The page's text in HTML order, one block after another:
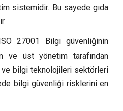
sistemidir. Bu sayede gıda
27001 Bilgi güvenliğinin
ve üst yönetim tarafından
bilgi teknolojileri sektörleri
bilgi güvenliği risklerini en